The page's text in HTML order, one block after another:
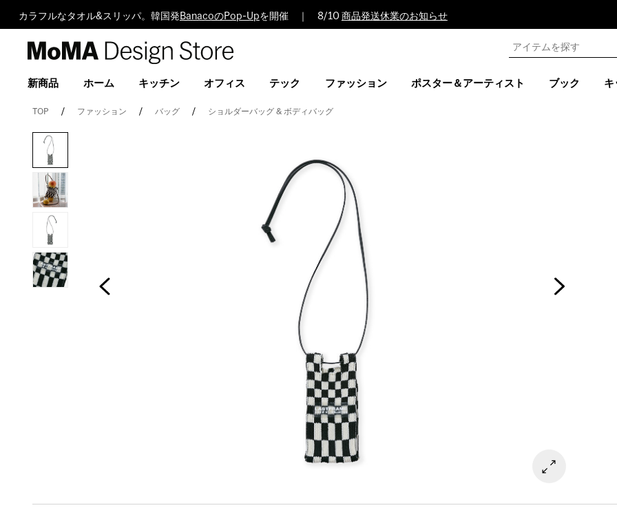
カラフルなタオル&スリッパ。韓国発 BanacoのPop-Upを開催 ｜ 8/10 商品発送休業のお知らせ
Design
新商品 ホーム キッチン オフィス テック ファッション ポスター＆アーティスト ブック キ
TOP ファッション バッグ ショルダーバッグ & ボディバッグ